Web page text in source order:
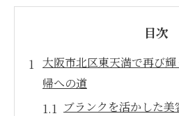
目次
大阪市北区東天満で再び
帰への道
ブランクを活かした